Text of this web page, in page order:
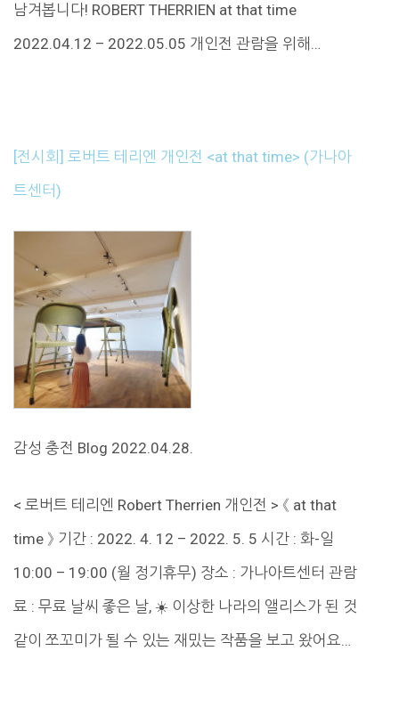
남겨봅니다! ROBERT THERRIEN at that time
2022.04.12 – 2022.05.05 개인전 관람을 위해…
[전시회] 로버트 테리엔 개인전 <at that time> (가나아
트센터)
감성 충전 Blog 2022.04.28.
< 로버트 테리엔 Robert Therrien 개인전 > 《 at that
time 》 기간 : 2022. 4. 12 – 2022. 5. 5 시간 : 화-일
10:00 – 19:00 (월 정기휴무) 장소 : 가나아트센터 관람
료 : 무료 날씨 좋은 날, ☀️ 이상한 나라의 앨리스가 된 것
같이 쪼꼬미가 될 수 있는 재밌는 작품을 보고 왔어요…